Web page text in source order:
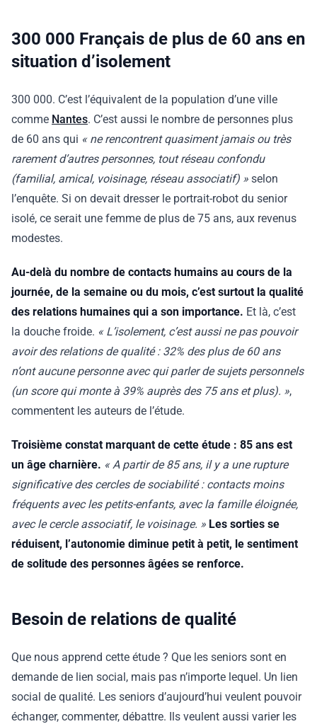
300 000 Français de plus de 60 ans en
situation d’isolement
300 000. C’est l’équivalent de la population d’une ville
comme Nantes. C’est aussi le nombre de personnes plus
de 60 ans qui « ne rencontrent quasiment jamais ou très
rarement d’autres personnes, tout réseau confondu
(familial, amical, voisinage, réseau associatif) » selon
l’enquête. Si on devait dresser le portrait-robot du senior
isolé, ce serait une femme de plus de 75 ans, aux revenus
modestes.
Au-delà du nombre de contacts humains au cours de la
journée, de la semaine ou du mois, c’est surtout la qualité
des relations humaines qui a son importance. Et là, c’est
la douche froide. « L’isolement, c’est aussi ne pas pouvoir
avoir des relations de qualité : 32% des plus de 60 ans
n’ont aucune personne avec qui parler de sujets personnels
(un score qui monte à 39% auprès des 75 ans et plus). »,
commentent les auteurs de l’étude.
Troisième constat marquant de cette étude : 85 ans est
un âge charnière. « A partir de 85 ans, il y a une rupture
significative des cercles de sociabilité : contacts moins
fréquents avec les petits-enfants, avec la famille éloignée,
avec le cercle associatif, le voisinage. » Les sorties se
réduisent, l’autonomie diminue petit à petit, le sentiment
de solitude des personnes âgées se renforce.
Besoin de relations de qualité
Que nous apprend cette étude ? Que les seniors sont en
demande de lien social, mais pas n’importe lequel. Un lien
social de qualité. Les seniors d’aujourd’hui veulent pouvoir
échanger, commenter, débattre. Ils veulent aussi varier les